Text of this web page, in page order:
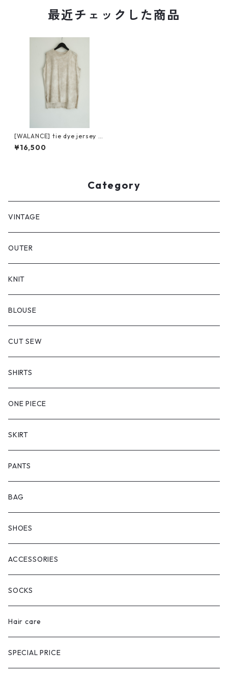
最近チェックした商品
[WALANCE] tie dye jersey sl
eeveless tee
¥16,500
Category
VINTAGE
OUTER
KNIT
BLOUSE
CUT SEW
SHIRTS
ONE PIECE
SKIRT
PANTS
BAG
SHOES
ACCESSORIES
SOCKS
Hair care
SPECIAL PRICE